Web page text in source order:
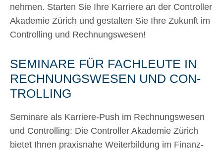
neh­men. Star­ten Sie Ihre Kar­rie­re an der Con­trol­ler
Aka­de­mie Zürich und gestal­ten Sie Ihre Zukunft im
Con­trol­ling und Rech­nungs­we­sen!
SEMI­NA­RE FÜR FACH­LEU­TE IN
RECH­NUNGS­WE­SEN UND CON­
TROL­LING
Semi­na­re als Kar­rie­­re-Push im Rech­nungs­we­sen
und Con­trol­ling: Die Con­trol­ler Aka­de­mie Zürich
bie­tet Ihnen pra­xis­na­he Wei­ter­bil­dung im Finanz-